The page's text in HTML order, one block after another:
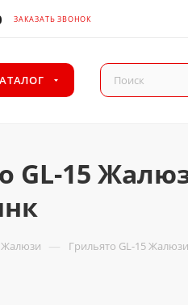
ЗАКАЗАТЬ ЗВОНОК
GL-15
Жалюзи — Грильято GL-15